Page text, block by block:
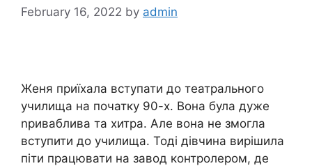
February 16, 2022 by admin
Женя приїхала вступати до театрального
училища на початку 90-х. Вона була дуже
nриваблива та хитра. Але вона не змогла
вступити до училища. Тоді дівчина вирішила
піти працювати на завод контролером, де